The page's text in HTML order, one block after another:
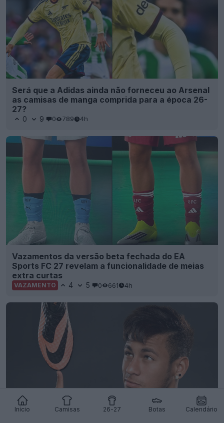
Início Camisas 26-27 Botas Calendário
Será que a Adidas ainda não forneceu ao Arsenal
as camisas de manga comprida para a época 26-
27?
0 9 0 789 4h
Vazamentos da versão beta fechada do EA
Sports FC 27 revelam a funcionalidade de meias
extra curtas
VAZAMENTO 4 5 0 661 4h